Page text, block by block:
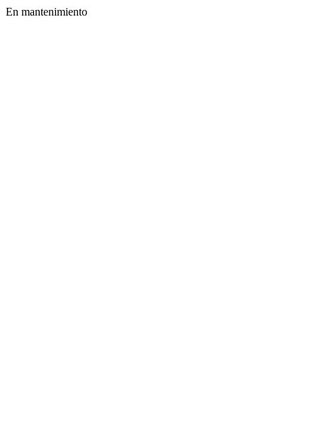
En mantenimiento